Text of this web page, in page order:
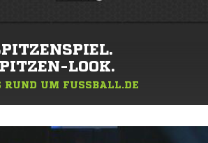
LOOK.
RUND UM FUSSBALL.DE